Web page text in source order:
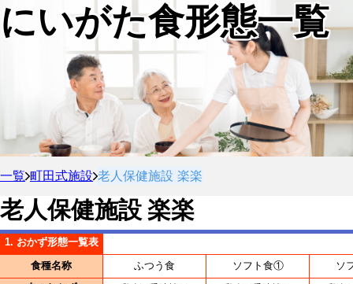
にいがた食形態一覧
一覧 町田式施設 老人保健施設 楽楽
老人保健施設 楽楽